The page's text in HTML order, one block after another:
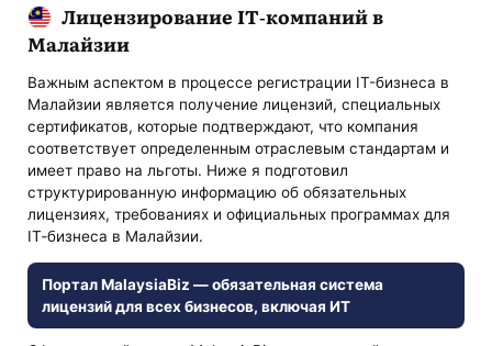
Лицензирование IT-компаний в
Малайзии
Важным аспектом в процессе регистрации IT-бизнеса в
Малайзии является получение лицензий, специальных
сертификатов, которые подтверждают, что компания
соответствует определенным отраслевым стандартам и
имеет право на льготы. Ниже я подготовил
структурированную информацию об обязательных
лицензиях, требованиях и официальных программах для
IT‑бизнеса в Малайзии.
Портал MalaysiaBiz — обязательная система
лицензий для всех бизнесов, включая ИТ